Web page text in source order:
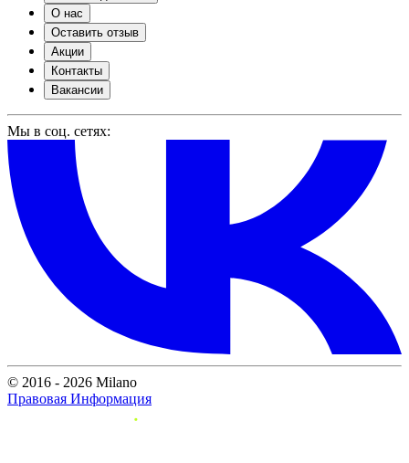
О нас
Оставить отзыв
Акции
Контакты
Вакансии
Мы в соц. сетях:
© 2016 - 2026 Milano
Правовая Информация